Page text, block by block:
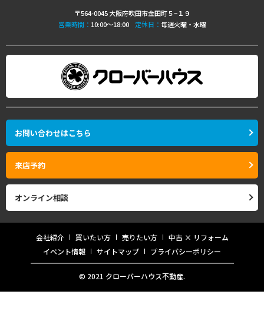
〒564-0045 大阪府吹田市金田町５−１９
営業時間： 10:00〜18:00 定休日： 毎週火曜・水曜
お問い合わせはこちら
来店予約
オンライン相談
会社紹介 買いたい方 売りたい方
中古 × リフォーム
イベント情報
サイトマップ プライバシーポリシー
© 2021 クローバーハウス不動産.